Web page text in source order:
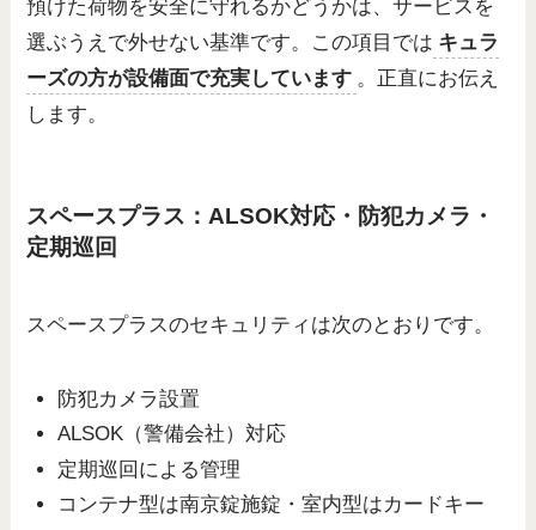
預けた荷物を安全に守れるかどうかは、サービスを
選ぶうえで外せない基準です。この項目では キュラ
ーズの方が設備面で充実しています 。正直にお伝え
します。
スペースプラス：ALSOK対応・防犯カメラ・
定期巡回
スペースプラスのセキュリティは次のとおりです。
防犯カメラ設置
ALSOK（警備会社）対応
定期巡回による管理
コンテナ型は南京錠施錠・室内型はカードキー